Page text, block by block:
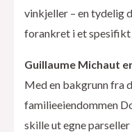
vinkjeller – en tydelig
forankret i et spesifikt
Guillaume Michaut
Med en bakgrunn fra
familieeiendommen
skille ut egne